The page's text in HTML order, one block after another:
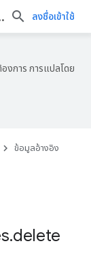
API ลงชื่อเข้าใช้
งการ การแปลโดย
ข้อมูลอ้างอิง
.delete